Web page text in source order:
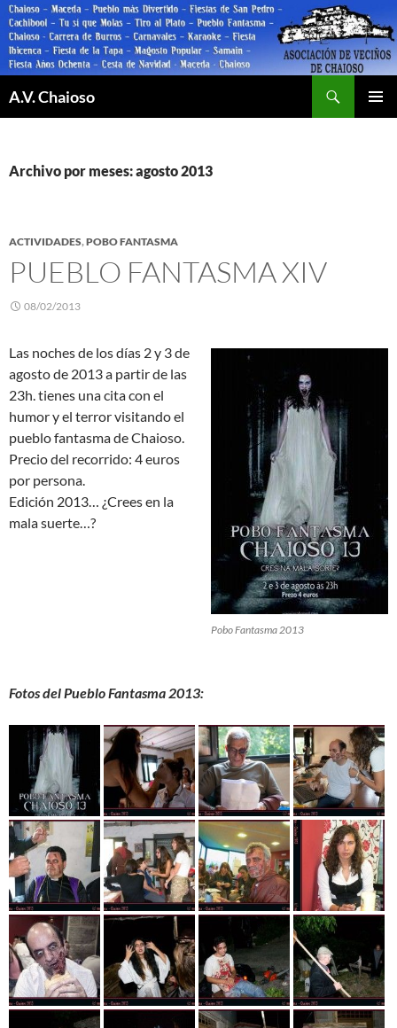
Saltar
al
contenido
A.V. Chaioso
Archivo por meses: agosto 2013
ACTIVIDADES,POBO FANTASMA
PUEBLO FANTASMA XIV
08/02/2013
Pobo Fantasma 2013
Las noches de los días 2 y 3 de
agosto de 2013 a partir de las
23h. tienes una cita con el
humor y el terror visitando el
pueblo fantasma de Chaioso.
Precio del recorrido: 4 euros
por persona.
Edición 2013… ¿Crees en la
mala suerte…?
Fotos del Pueblo Fantasma 2013: